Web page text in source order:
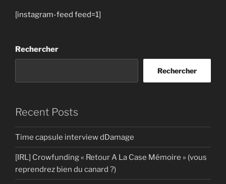
[instagram-feed feed=1]
Rechercher
Rechercher
Recent Posts
Time capsule interview dDamage
[IRL] Crowfunding « Retour A La Case Mémoire » (vous
reprendrez bien du canard ?)